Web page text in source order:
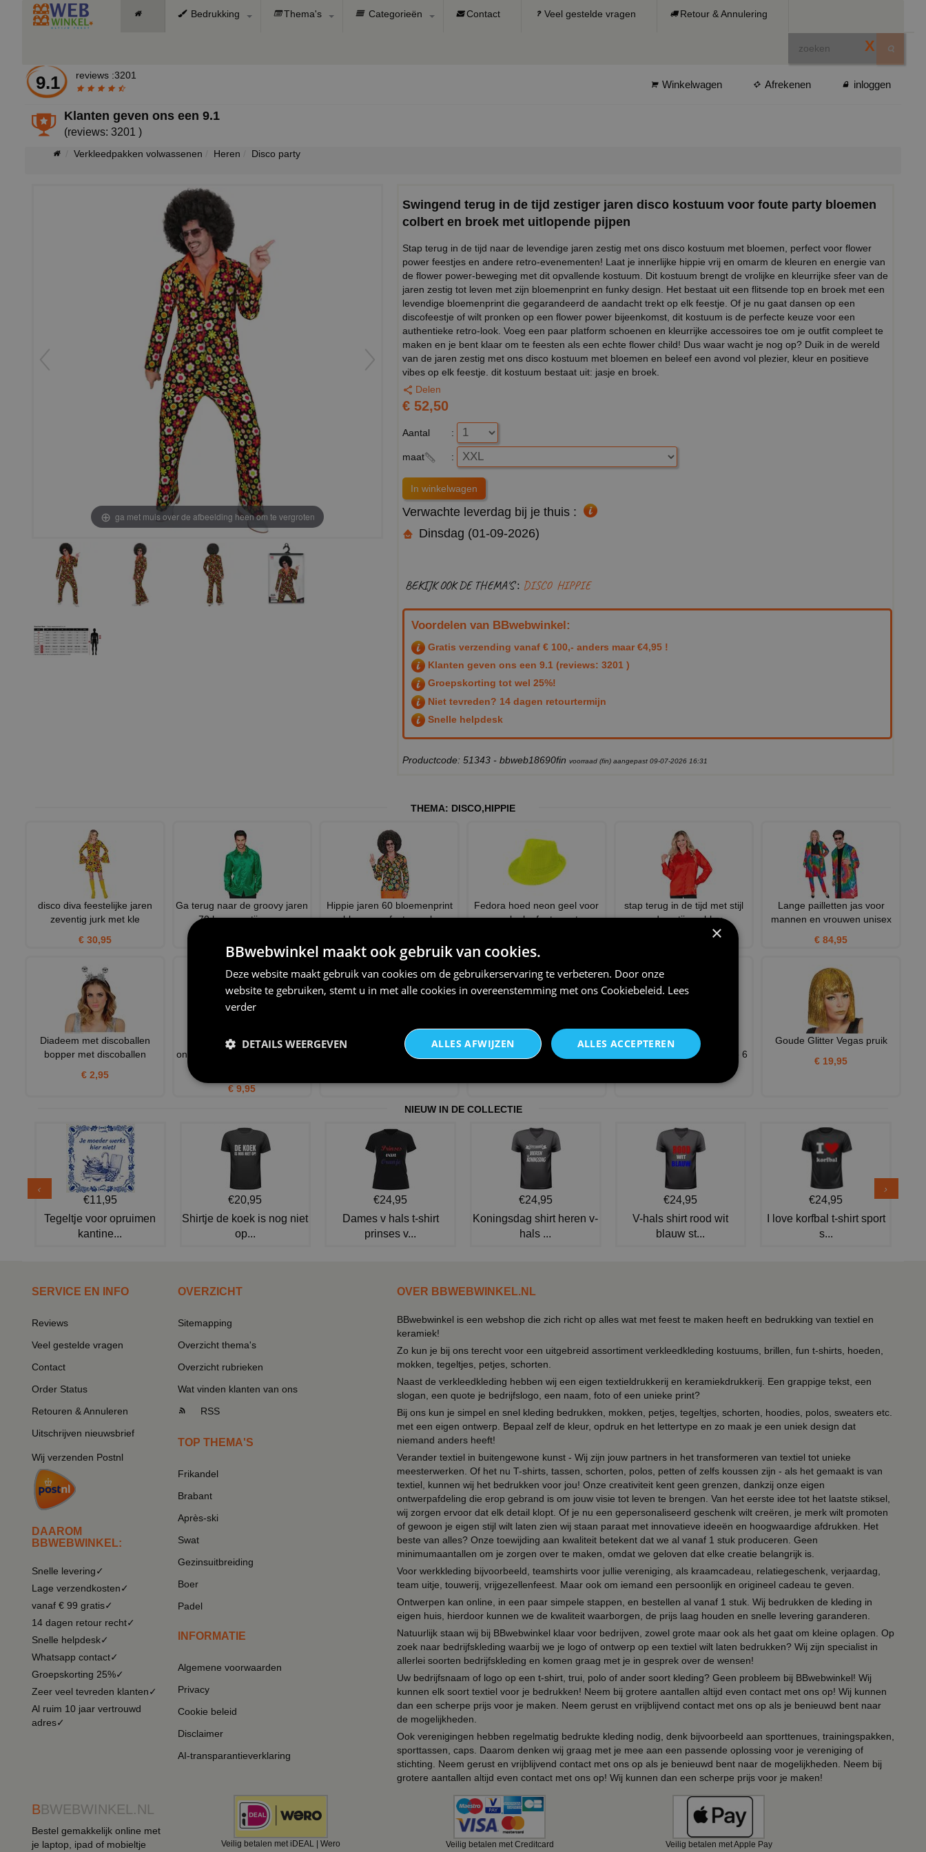
Bedrukking Thema's Categorieën Contact Veel gestelde vragen Retour & Annulering
X
9.1 reviews :3201
Winkelwagen Afrekenen inloggen
Klanten geven ons een9.1
(reviews: 3201 )
Verkleedpakken volwassenen Heren Disco party
ga met muis over de afbeelding heen om te vergroten
Swingend terug in de tijd zestiger jaren disco kostuum voor foute party bloemen
colbert en broek met uitlopende pijpen
Stap terug in de tijd naar de levendige jaren zestig met ons disco kostuum met bloemen, perfect voor flower
power feestjes en andere retro-evenementen! Laat je innerlijke hippie vrij en omarm de kleuren en energie van
de flower power-beweging met dit opvallende kostuum. Dit kostuum brengt de vrolijke en kleurrijke sfeer van de
jaren zestig tot leven met zijn bloemenprint en funky design. Het bestaat uit een flitsende top en broek met een
levendige bloemenprint die gegarandeerd de aandacht trekt op elk feestje. Of je nu gaat dansen op een
discofeestje of wilt pronken op een flower power bijeenkomst, dit kostuum is de perfecte keuze voor een
authentieke retro-look. Voeg een paar platform schoenen en kleurrijke accessoires toe om je outfit compleet te
maken en je bent klaar om te feesten als een echte flower child! Dus waar wacht je nog op? Duik in de wereld
van de jaren zestig met ons disco kostuum met bloemen en beleef een avond vol plezier, kleur en positieve
vibes op elk feestje. dit kostuum bestaat uit: jasje en broek.
Delen
€ 52,50
Aantal :
maat :
Verwachte leverdag bij je thuis :
Dinsdag (01-09-2026)
BEKIJK OOK DE THEMA'S : DISCO HIPPIE
Voordelen van BBwebwinkel:
Gratis verzending vanaf € 100,- anders maar €4,95 !
Klanten geven ons een 9.1 (reviews: 3201 )
Groepskorting tot wel 25%!
Niet tevreden? 14 dagen retourtermijn
Snelle helpdesk
Productcode: 51343 - bbweb18690fin voorraad (fin) aangepast 09-07-2026 16:31
THEMA: DISCO,HIPPIE
disco diva feestelijke jaren
zeventig jurk met kle
€ 30,95
Ga terug naar de groovy jaren
70 heren satijnen gr
Hippie jaren 60 bloemenprint
blouse perfect voor h
Fedora hoed neon geel voor
een leuke foute party
stap terug in de tijd met stijl
rode satijnen blou
Lange pailletten jas voor
mannen en vrouwen unisex
€ 84,95
Diadeem met discoballen
bopper met discoballen
€ 2,95
Opvallend speels en
onweerstaanbaar fel het neon
€ 9,95
Hippie ketting en oorringen
neon groen peace
Disco pruik jaren zeventig
kroeskop fijne krul bru
Ga terug in de de tijd
betoverende bloemen retro 6
Goude Glitter Vegas pruik
€ 19,95
NIEUW IN DE COLLECTIE
€11,95
Tegeltje voor opruimen
kantine...
€20,95
Shirtje de koek is nog niet
op...
€24,95
Dames v hals t-shirt
prinses v...
€24,95
Koningsdag shirt heren v-
hals ...
€24,95
V-hals shirt rood wit
blauw st...
€24,95
I love korfbal t-shirt sport
s...
SERVICE EN INFO
Reviews
Veel gestelde vragen
Contact
Order Status
Retouren & Annuleren
Uitschrijven nieuwsbrief
Wij verzenden Postnl
DAAROM
BBWEBWINKEL:
Snelle levering✓
Lage verzendkosten✓
vanaf € 99 gratis✓
14 dagen retour recht✓
Snelle helpdesk✓
Whatsapp contact✓
Groepskorting 25%✓
Zeer veel tevreden klanten✓
Al ruim 10 jaar vertrouwd
adres✓
OVERZICHT
Sitemapping
Overzicht thema's
Overzicht rubrieken
Wat vinden klanten van ons
RSS
TOP THEMA'S
Frikandel
Brabant
Après-ski
Swat
Gezinsuitbreiding
Boer
Padel
INFORMATIE
Algemene voorwaarden
Privacy
Cookie beleid
Disclaimer
AI-transparantieverklaring
OVER BBWEBWINKEL.NL
BBwebwinkel is een webshop die zich richt op alles wat met feest te maken heeft en bedrukking van textiel en
keramiek!
Zo kun je bij ons terecht voor een uitgebreid assortiment verkleedkleding kostuums, brillen, fun t-shirts, hoeden,
mokken, tegeltjes, petjes, schorten.
Naast de verkleedkleding hebben wij een eigen textieldrukkerij en keramiekdrukkerij. Een grappige tekst, een
slogan, een quote je bedrijfslogo, een naam, foto of een unieke print?
Bij ons kun je simpel en snel kleding bedrukken, mokken, petjes, tegeltjes, schorten, hoodies, polos, sweaters etc.
met een eigen ontwerp. Bepaal zelf de kleur, opdruk en het lettertype en zo maak je een uniek design dat
niemand anders heeft!
Verander textiel in buitengewone kunst - Wij zijn jouw partners in het transformeren van textiel tot unieke
meesterwerken. Of het nu T-shirts, tassen, schorten, polos, petten of zelfs koussen zijn - als het gemaakt is van
textiel, kunnen wij het bedrukken voor jou! Onze creativiteit kent geen grenzen, dankzij onze eigen
ontwerpafdeling die erop gebrand is om jouw visie tot leven te brengen. Van het eerste idee tot het laatste stiksel,
wij zorgen ervoor dat elk detail klopt. Of je nu een gepersonaliseerd geschenk wilt creëren, je merk wilt promoten
of gewoon je eigen stijl wilt laten zien wij staan paraat met innovatieve ideeën en hoogwaardige afdrukken. Het
beste van alles? Onze toewijding aan kwaliteit betekent dat we al vanaf 1 stuk produceren. Geen
minimumaantallen om je zorgen over te maken, omdat we geloven dat elke creatie belangrijk is.
Voor werkkleding bijvoorbeeld, teamshirts voor jullie vereniging, als kraamcadeau, relatiegeschenk, verjaardag,
team uitje, touwerij, vrijgezellenfeest. Maar ook om iemand een persoonlijk en origineel cadeau te geven.
Ontwerpen kan online, in een paar simpele stappen, en bestellen al vanaf 1 stuk. Wij bedrukken de kleding in
eigen huis, hierdoor kunnen we de kwaliteit waarborgen, de prijs laag houden en snelle levering garanderen.
Natuurlijk staan wij bij BBwebwinkel klaar voor bedrijven, zowel grote maar ook als het gaat om kleine oplagen. Op
zoek naar bedrijfskleding waarbij we je logo of ontwerp op een textiel wilt laten bedrukken? Wij zijn specialist in
allerlei soorten bedrijfskleding en komen graag met je in gesprek over de wensen!
Uw bedrijfsnaam of logo op een t-shirt, trui, polo of ander soort kleding? Geen probleem bij BBwebwinkel! Wij
kunnen elk soort textiel voor je bedrukken! Neem bij grotere aantallen altijd even contact met ons op! Wij kunnen
dan een scherpe prijs voor je maken. Neem gerust en vrijblijvend contact met ons op als je benieuwd bent naar
de mogelijkheden.
Ook verenigingen hebben regelmatig bedrukte kleding nodig, denk bijvoorbeeld aan sporttenues, trainingspakken,
sporttassen, caps. Daarom denken wij graag met je mee aan een passende oplossing voor je vereniging of
stichting. Neem gerust en vrijblijvend contact met ons op als je benieuwd bent naar de mogelijkheden. Neem bij
grotere aantallen altijd even contact met ons op! Wij kunnen dan een scherpe prijs voor je maken!
BBWEBWINKEL.NL
Bestel gemakkelijk online met
je laptop, ipad of mobieltje
Veilig betalen met iDEAL | Wero Veilig betalen met Creditcard Veilig betalen met Apple Pay
×
BBwebwinkel maakt ook gebruik van cookies.
Deze website maakt gebruik van cookies om de gebruikerservaring te verbeteren. Door onze
website te gebruiken, stemt u in met alle cookies in overeenstemming met ons Cookiebeleid. Lees
verder
ALLES ACCEPTEREN
ALLES AFWIJZEN
DETAILS WEERGEVEN